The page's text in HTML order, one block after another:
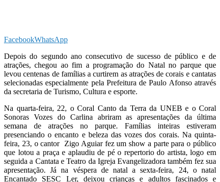
FacebookWhatsApp
Depois do segundo ano consecutivo de sucesso de público e de
atrações, chegou ao fim a programação do Natal no parque que
levou centenas de famílias a curtirem as atrações de corais e cantatas
selecionadas especialmente pela Prefeitura de Paulo Afonso através
da secretaria de Turismo, Cultura e esporte.
Na quarta-feira, 22, o Coral Canto da Terra da UNEB e o Coral
Sonoras Vozes do Carlina abriram as apresentações da última
semana de atrações no parque. Famílias inteiras estiveram
presenciando o encanto e beleza das vozes dos corais. Na quinta-
feira, 23, o cantor Zigo Aguiar fez um show a parte para o público
que lotou a praça e aplaudiu de pé o repertorio do artista, logo em
seguida a Cantata e Teatro da Igreja Evangelizadora também fez sua
apresentação. Já na véspera de natal a sexta-feira, 24, o natal
Encantado SESC Ler, deixou crianças e adultos fascinados e